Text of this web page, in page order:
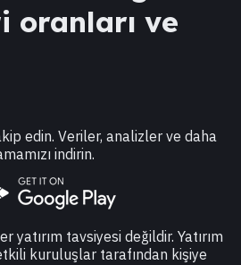
ve
edin. Veriler, analizler ve daha
indirin.
yatırım tavsiyesi değildir. Yatırım
kuruluşlar tarafından kişiye